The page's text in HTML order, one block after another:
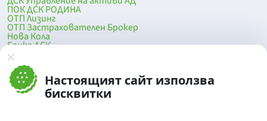
Настоящият сайт използва
бисквитки
ПОК ДСК РОДИНА
ОТП Лизинг
ОТП Застрахователен Брокер
Нова Кола
Банка ДСК
DSK Mobile
Оферти за продажба от Банка ДСК
Клонова мрежа и банкомати
До началото на страницата